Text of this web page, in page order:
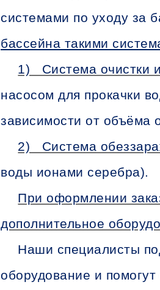
системами по уходу за
бассейна такими
1) Система очистки
насосом для прокачки
зависимости от объёма
2) Система
воды ионами серебра).
При оформлении
дополнительное
Наши специалисты
оборудование и